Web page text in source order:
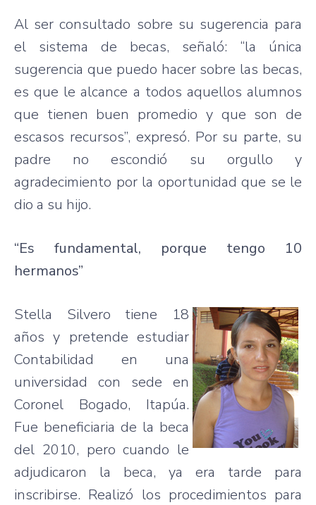
Al ser consultado sobre su sugerencia para
el sistema de becas, señaló: “la única
sugerencia que puedo hacer sobre las becas,
es que le alcance a todos aquellos alumnos
que tienen buen promedio y que son de
escasos recursos”, expresó. Por su parte, su
padre no escondió su orgullo y
agradecimiento por la oportunidad que se le
dio a su hijo.
“Es fundamental, porque tengo 10
hermanos”
Stella Silvero tiene 18
años y pretende estudiar
Contabilidad en una
universidad con sede en
Coronel Bogado, Itapúa.
Fue beneficiaria de la beca
del 2010, pero cuando le
adjudicaron la beca, ya era tarde para
inscribirse. Realizó los procedimientos para